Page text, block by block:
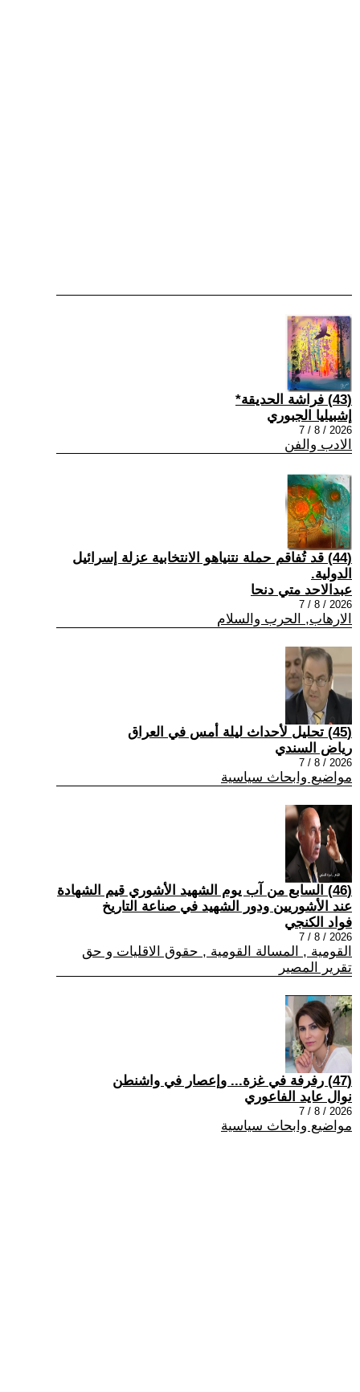
(43) فراشة الحديقة*
إشبيليا الجبوري
2026 / 8 / 7
الادب والفن
(44) قد تُفاقم حملة نتنياهو الانتخابية عزلة إسرائيل
الدولية.
عبدالاحد متي دنحا
2026 / 8 / 7
الارهاب, الحرب والسلام
(45) تحليل لأحداث ليلة أمس في العراق
رياض السندي
2026 / 8 / 7
مواضيع وابحاث سياسية
(46) السابع من آب يوم الشهيد الأشوري قيم الشهادة
عند الأشوريين ودور الشهيد في صناعة التاريخ
فواد الكنجي
2026 / 8 / 7
القومية , المسالة القومية , حقوق الاقليات و حق
تقرير المصير
(47) رفرفة في غزة... وإعصار في واشنطن
نوال عايد الفاعوري
2026 / 8 / 7
مواضيع وابحاث سياسية